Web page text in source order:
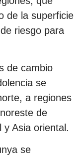
de la superficie
riesgo para
de cambio
se
a regiones
de
y Asia oriental.
se